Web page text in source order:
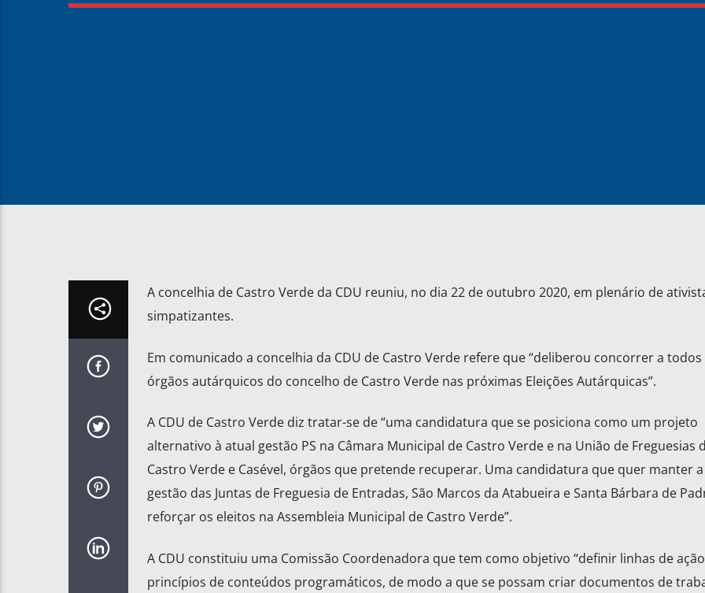
A concelhia de Castro Verde da CDU reuniu, no dia 22 de outubro 2020, em plenário de
simpatizantes.
Em comunicado a concelhia da CDU de Castro Verde refere que “deliberou concorrer a todos
órgãos autárquicos do concelho de Castro Verde nas próximas Eleições Autárquicas”.
A CDU de Castro Verde diz tratar-se de “uma candidatura que se posiciona como um projeto
alternativo à atual gestão PS na Câmara Municipal de Castro Verde e na União de Freguesias
Castro Verde e Casével, órgãos que pretende recuperar. Uma candidatura que quer manter
gestão das Juntas de Freguesia de Entradas, São Marcos da Atabueira e Santa Bárbara de
reforçar os eleitos na Assembleia Municipal de Castro Verde”.
A CDU constituiu uma Comissão Coordenadora que tem como objetivo “definir linhas de
princípios de conteúdos programáticos, de modo a que se possam criar documentos de